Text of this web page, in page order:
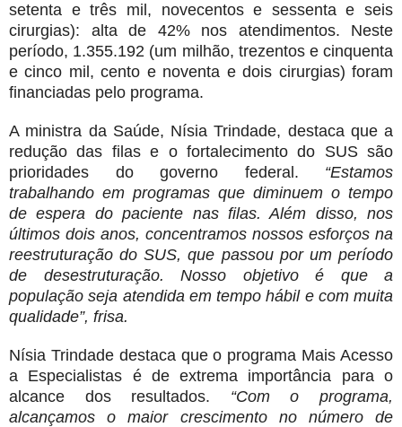
setenta e três mil, novecentos e sessenta e seis
cirurgias): alta de 42% nos atendimentos. Neste
período, 1.355.192 (um milhão, trezentos e cinquenta
e cinco mil, cento e noventa e dois cirurgias) foram
financiadas pelo programa.
A ministra da Saúde, Nísia Trindade, destaca que a
redução das filas e o fortalecimento do SUS são
prioridades do governo federal. “Estamos
trabalhando em programas que diminuem o tempo
de espera do paciente nas filas. Além disso, nos
últimos dois anos, concentramos nossos esforços na
reestruturação do SUS, que passou por um período
de desestruturação. Nosso objetivo é que a
população seja atendida em tempo hábil e com muita
qualidade”, frisa.
Nísia Trindade destaca que o programa Mais Acesso
a Especialistas é de extrema importância para o
alcance dos resultados. “Com o programa,
alcançamos o maior crescimento no número de